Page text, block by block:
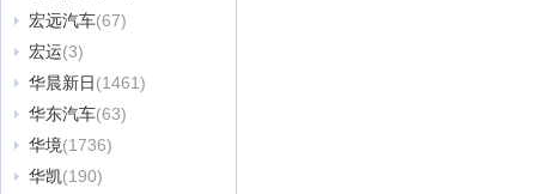
宏远汽车(67)
宏运(3)
华晨新日(1461)
华东汽车(63)
华境(1736)
华凯(190)